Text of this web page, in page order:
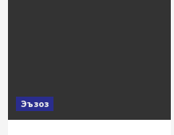
Эъзоз